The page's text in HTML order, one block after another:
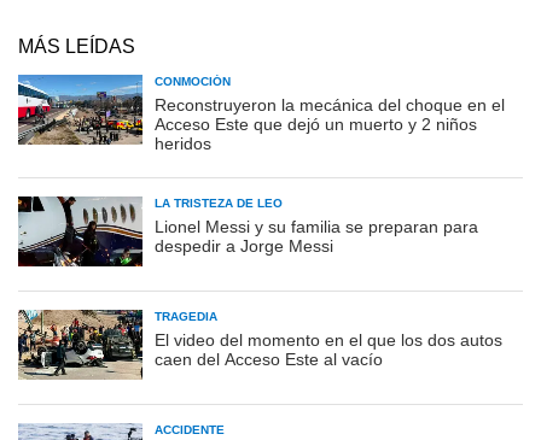
MÁS LEÍDAS
CONMOCIÓN
Reconstruyeron la mecánica del choque en el
Acceso Este que dejó un muerto y 2 niños
heridos
LA TRISTEZA DE LEO
Lionel Messi y su familia se preparan para
despedir a Jorge Messi
TRAGEDIA
El video del momento en el que los dos autos
caen del Acceso Este al vacío
ACCIDENTE